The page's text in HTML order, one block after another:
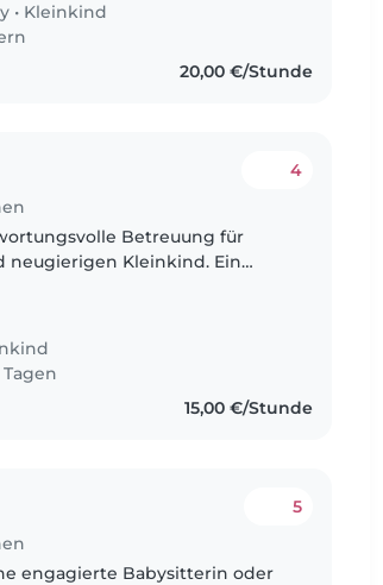
• Kleinkind
20,00 €/Stunde
4
Betreuung für
neugierigen Kleinkind. Ein
15,00 €/Stunde
5
engagierte Babysitterin oder